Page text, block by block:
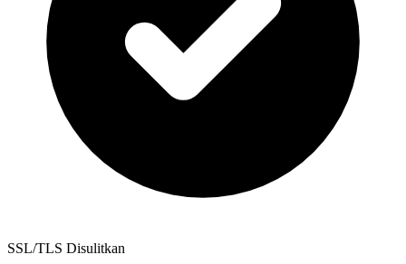
SSL/TLS Disulitkan